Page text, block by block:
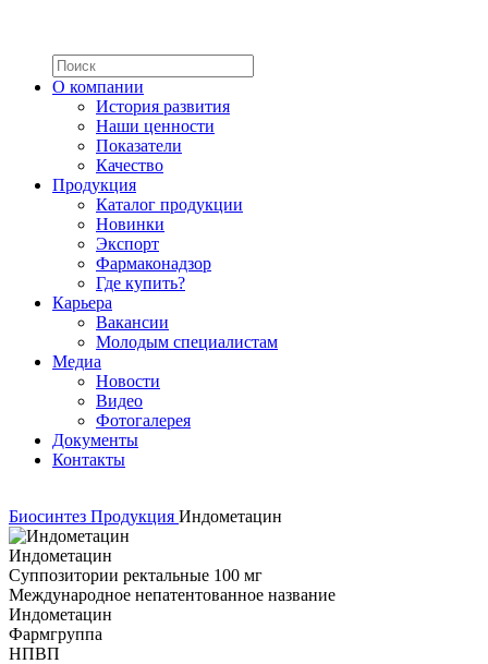
О компании
История развития
Наши ценности
Показатели
Качество
Продукция
Каталог продукции
Новинки
Экспорт
Фармаконадзор
Где купить?
Карьера
Вакансии
Молодым специалистам
Медиа
Новости
Видео
Фотогалерея
Документы
Контакты
Биосинтез Продукция Индометацин
Индометацин
Суппозитории ректальные 100 мг
Международное непатентованное название
Индометацин
Фармгруппа
НПВП